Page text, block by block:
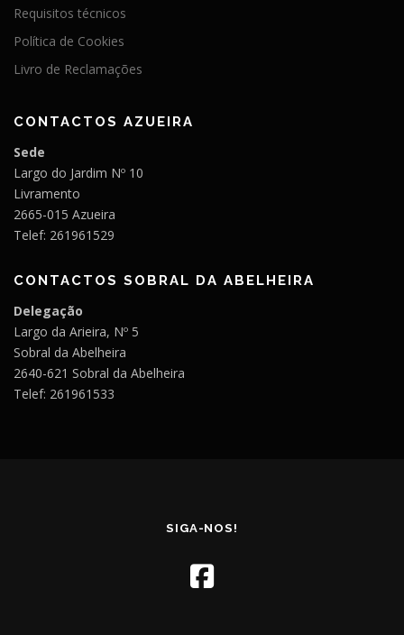
Requisitos técnicos
Política de Cookies
Livro de Reclamações
CONTACTOS AZUEIRA
Sede
Largo do Jardim Nº 10
Livramento
2665-015 Azueira
Telef: 261961529
CONTACTOS SOBRAL DA ABELHEIRA
Delegação
Largo da Arieira, Nº 5
Sobral da Abelheira
2640-621 Sobral da Abelheira
Telef: 261961533
SIGA-NOS!